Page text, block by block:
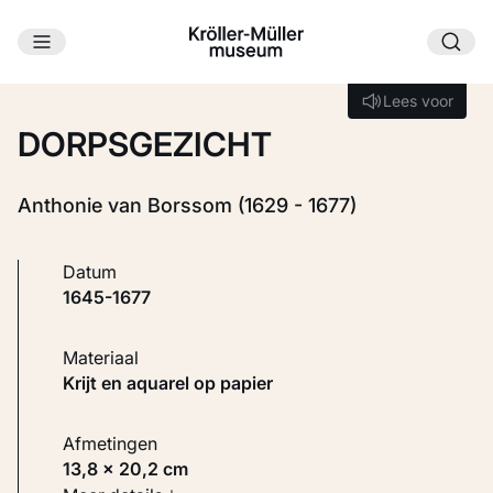
Ga naar hoofdinhoud
Lees voor
Lees voor
DORPSGEZICHT
Anthonie van Borssom (1629 - 1677)
Datum
1645-1677
Materiaal
Krijt en aquarel op papier
Afmetingen
13,8 × 20,2 cm